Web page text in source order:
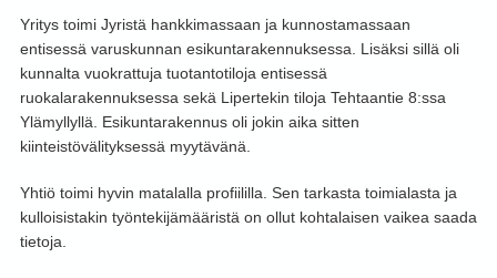
Yritys toimi Jyristä hankkimassaan ja kunnostamassaan
entisessä varuskunnan esikuntarakennuksessa. Lisäksi sillä oli
kunnalta vuokrattuja tuotantotiloja entisessä
ruokalarakennuksessa sekä Lipertekin tiloja Tehtaantie 8:ssa
Ylämyllyllä. Esikuntarakennus oli jokin aika sitten
kiinteistövälityksessä myytävänä.
Yhtiö toimi hyvin matalalla profiililla. Sen tarkasta toimialasta ja
kulloisistakin työntekijämääristä on ollut kohtalaisen vaikea saada
tietoja.